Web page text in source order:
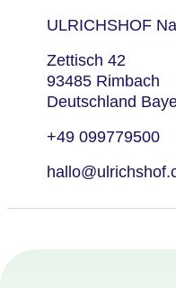
ULRICHSHOF
Zettisch 42
93485 Rimbach
Deutschland
+49 099779500